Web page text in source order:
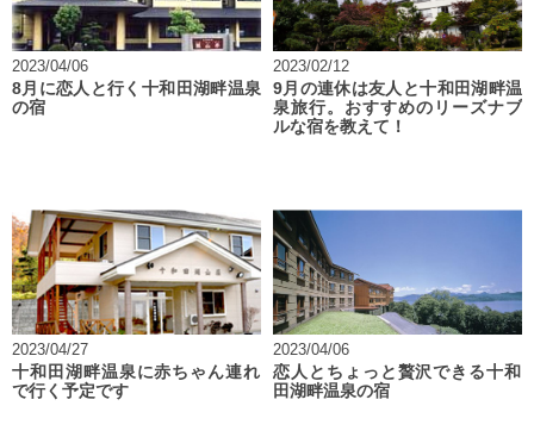
2023/04/06
8月に恋人と行く十和田湖畔温泉
の宿
2023/02/12
9月の連休は友人と十和田湖畔温
泉旅行。おすすめのリーズナブ
ルな宿を教えて！
2023/04/27
十和田湖畔温泉に赤ちゃん連れ
で行く予定です
2023/04/06
恋人とちょっと贅沢できる十和
田湖畔温泉の宿